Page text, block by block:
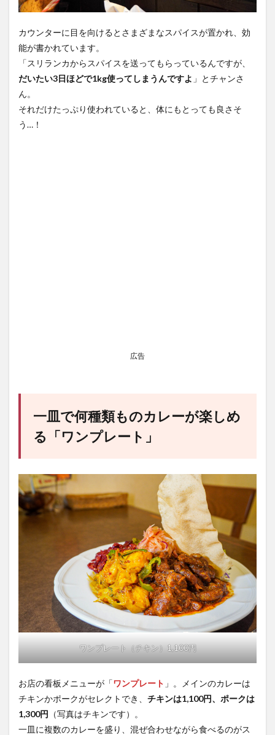
カウンターに目を向けるとさまざまなスパイスが置かれ、効
能が書かれています。
「スリランカからスパイスを送ってもらっているんですが、
だいたい3日ほどで1kg使ってしまうんですよ 」とチャンさ
ん。
それだけたっぷり使われていると、体にもとっても良さそ
う…！
広告
一皿で何種類ものカレーが楽しめ
る「ワンプレート」
ワンプレート（チキン）1,100円
お店の看板メニューが「ワンプレート 」。メインのカレーは
チキンかポークがセレクトでき、 チキンは1,100円、ポークは
1,300円 （写真はチキンです）。
一皿に複数のカレーを盛り、混ぜ合わせながら食べるのがス